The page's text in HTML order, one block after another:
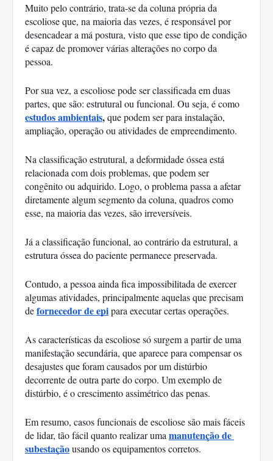
Muito pelo contrário, trata-se da coluna própria da
escoliose que, na maioria das vezes, é responsável por
desencadear a má postura, visto que esse tipo de condição
é capaz de promover várias alterações no corpo da
pessoa.
Por sua vez, a escoliose pode ser classificada em duas
estudos ambientais, que podem ser para instalação,
ampliação, operação ou atividades de empreendimento.
Na classificação estrutural, a deformidade óssea está
relacionada com dois problemas, que podem ser
congênito ou adquirido. Logo, o problema passa a afetar
diretamente algum segmento da coluna, quadros como
esse, na maioria das vezes, são irreversíveis.
Já a classificação funcional, ao contrário da estrutural, a
estrutura óssea do paciente permanece preservada.
Contudo, a pessoa ainda fica impossibilitada de exercer
algumas atividades, principalmente aquelas que precisam
de fornecedor de epipara executar certas operações.
As características da escoliose só surgem a partir de uma
manifestação secundária, que aparece para compensar os
desajustes que foram causados por um distúrbio
decorrente de outra parte do corpo. Um exemplo de
distúrbio, é o crescimento assimétrico das penas.
Em resumo, casos funcionais de escoliose são mais fáceis
de lidar, tão fácil quanto realizar uma manutenção de
subestação usando os equipamentos corretos.